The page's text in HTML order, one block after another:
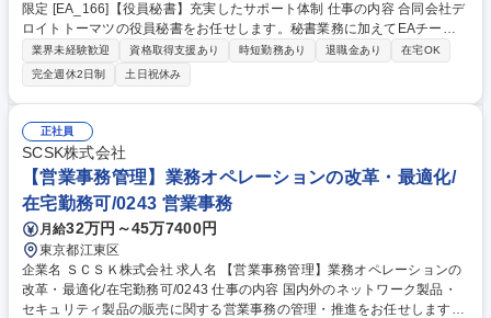
限定 [EA_166]【役員秘書】充実したサポート体制 仕事の内容 合同会社デ
ロイトトーマツの役員秘書をお任せします。秘書業務に加えてEAチーム
内の業務改善やコミュニケーション活性化等のプロジェクトにも参加し、
段階的にチーム運営に関与していただきます。 【80％】EA業務（スケジ
ュール調整、会議室予約、国内外出張手配、会食セッティング、慶弔手
配、経費精算サポート、担当役員がリードする組織のサポートなど） 【2
0％】所属部門の組織運営・プロジェクト活動（他部署との交渉・連携、
海外ゲストサポート、マニュアル作成、コミュニケーションイベント企画
など） 募集職種 2027年1月or2月入社限定 [EA_166]【役員秘書】充実し
たサポート体制
業界未経験歓迎 資格取得支援あり 時短勤務あり 退職金あり
在宅OK
完全週休2日制
土日祝休み
正社員
SCSK株式会社
【営業事務管理】業務オペレーションの改革・最適化/
在宅勤務可/0243 営業事務
月給32万円～45万7400円
東京都江東区
企業名 ＳＣＳＫ株式会社 求人名 【営業事務管理】業務オペレーションの
改革・最適化/在宅勤務可/0243 仕事の内容 国内外のネットワーク製品・
セキュリティ製品の販売に関する営業事務の管理・推進をお任せします。